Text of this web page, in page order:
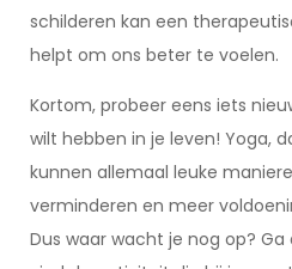
schilderen kan een
helpt om ons beter te voelen.
Kortom, probeer eens iets
wilt hebben in je leven! Yoga,
kunnen allemaal leuke
verminderen en meer
Dus waar wacht je nog op?